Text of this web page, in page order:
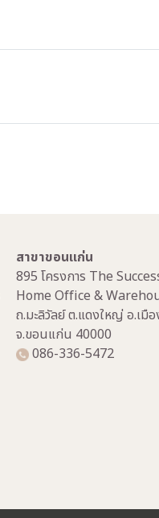
สาขาขอนแก่น
895 โครงการ The
Home Office &
ถ.มะลิวัลย์ ต.แดงใหญ่ อ.เมื
จ.ขอนแก่น 40000
086-336-5472